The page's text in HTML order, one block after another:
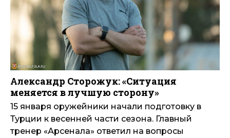
Александр Сторожук: «Ситуация
меняется в лучшую сторону»
15 января оружейники начали подготовку в
Турции к весенней части сезона. Главный
тренер «Арсенала» ответил на вопросы